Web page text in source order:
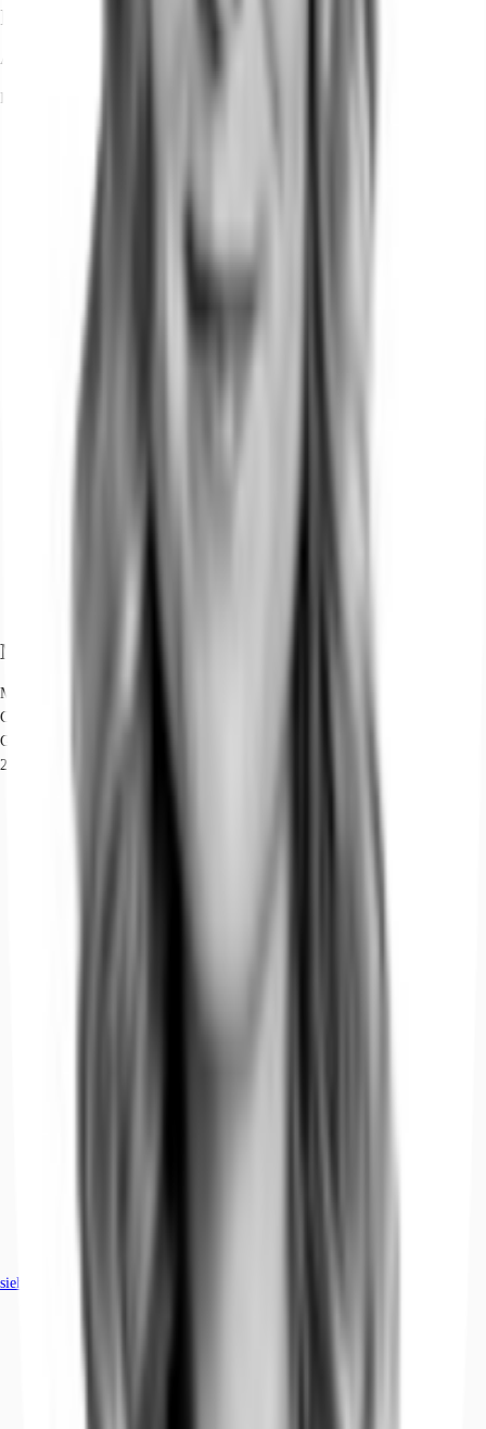
Ihr Kontakt
Alexandra Teich
Ihr Kontakt
Marktinformationen
Mietmarkt
Charlottenburg, Berlin
Gew. Ø-Miete
28 € / m²
siehe